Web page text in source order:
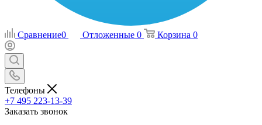
Сравнение0 Отложенные 0 Корзина 0
Телефоны
+7 495 223-13-39
Заказать звонок